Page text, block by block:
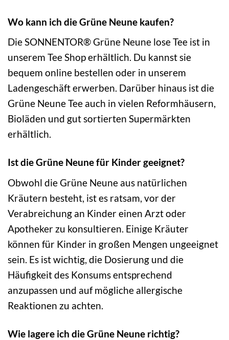
Wo kann ich die Grüne Neune kaufen?
Die SONNENTOR® Grüne Neune lose Tee ist in
unserem Tee Shop erhältlich. Du kannst sie
bequem online bestellen oder in unserem
Ladengeschäft erwerben. Darüber hinaus ist die
Grüne Neune Tee auch in vielen Reformhäusern,
Bioläden und gut sortierten Supermärkten
erhältlich.
Ist die Grüne Neune für Kinder geeignet?
Obwohl die Grüne Neune aus natürlichen
Kräutern besteht, ist es ratsam, vor der
Verabreichung an Kinder einen Arzt oder
Apotheker zu konsultieren. Einige Kräuter
können für Kinder in großen Mengen ungeeignet
sein. Es ist wichtig, die Dosierung und die
Häufigkeit des Konsums entsprechend
anzupassen und auf mögliche allergische
Reaktionen zu achten.
Wie lagere ich die Grüne Neune richtig?